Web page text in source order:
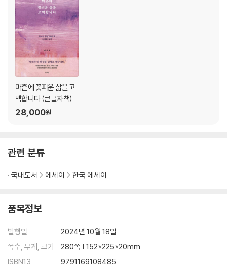
3) 나는 밑바닥에서 일어난 용의 아내
4) 공부는 평생교육
5) 의지보다 중요한 것은 환경입니다
6) 내 인생의 청어 키우기
7) 찬란한 인생은 도전에서 시작한다
8) 당신은 열정 파워우먼이다
9) 나는 나와 결혼하기로 했다
4. 성장하고 싶다면 미친 듯이 계속하라
3) 내 삶을 진정으로 사랑하기
5) 배움에는 유효기간이 없다
8) 숨죽여 우는 유한이
5. 마흔에 꽃피운 삶을 고백합니다
마흔에 꽃피운 삶을 고
백합니다 (큰글자책)
28,000원
관련 분류
국내도서 에세이 한국 에세이
품목정보
발행일
2024년 10월 18일
쪽수, 무게, 크기
280쪽 | 152*225*20mm
ISBN13
9791169108485